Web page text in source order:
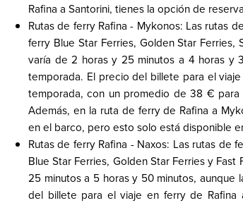
Rafina a Santorini, tienes la opción de
Rutas de ferry Rafina - Mykonos: Las rutas
ferry Blue Star Ferries, Golden Star
varía de 2 horas y 25 minutos a 4 horas y
temporada. El precio del billete para el
temporada, con un promedio de 38 €
Además, en la ruta de ferry de Rafina a
en el barco, pero esto solo está disponible
Rutas de ferry Rafina - Naxos: Las rutas de
Blue Star Ferries, Golden Star Ferries y
25 minutos a 5 horas y 50 minutos,
del billete para el viaje en ferry de